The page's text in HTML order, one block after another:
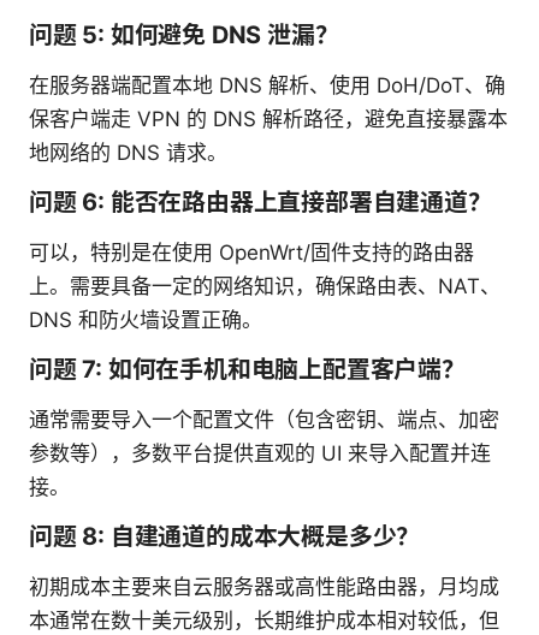
问题 5: 如何避免 DNS 泄漏？
在服务器端配置本地 DNS 解析、使用 DoH/DoT、确
保客户端走 VPN 的 DNS 解析路径，避免直接暴露本
地网络的 DNS 请求。
问题 6: 能否在路由器上直接部署自建通道？
可以，特别是在使用 OpenWrt/固件支持的路由器
上。需要具备一定的网络知识，确保路由表、NAT、
DNS 和防火墙设置正确。
问题 7: 如何在手机和电脑上配置客户端？
通常需要导入一个配置文件（包含密钥、端点、加密
参数等），多数平台提供直观的 UI 来导入配置并连
接。
问题 8: 自建通道的成本大概是多少？
初期成本主要来自云服务器或高性能路由器，月均成
本通常在数十美元级别，长期维护成本相对较低，但